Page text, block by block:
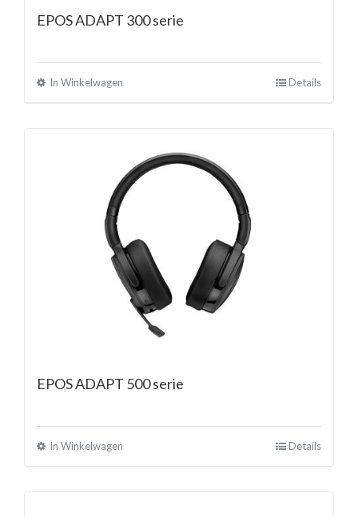
EPOS ADAPT 300 serie
In Winkelwagen Details
EPOS ADAPT 500 serie
In Winkelwagen Details